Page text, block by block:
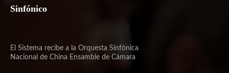
Sinfónico
El Sistema recibe a la Orquesta Sinfónica
Nacional de China Ensamble de Cámara